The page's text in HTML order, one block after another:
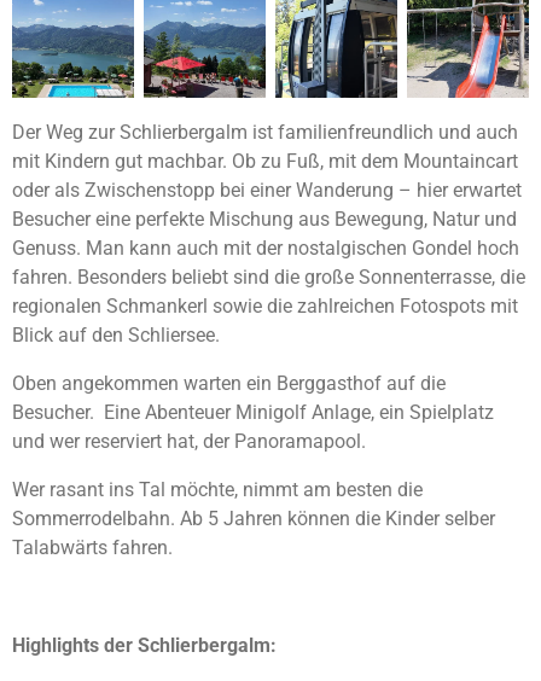
Der Weg zur Schlierbergalm ist familienfreundlich und auch
mit Kindern gut machbar. Ob zu Fuß, mit dem Mountaincart
oder als Zwischenstopp bei einer Wanderung – hier erwartet
Besucher eine perfekte Mischung aus Bewegung, Natur und
Genuss. Man kann auch mit der nostalgischen Gondel hoch
fahren. Besonders beliebt sind die große Sonnenterrasse, die
regionalen Schmankerl sowie die zahlreichen Fotospots mit
Blick auf den Schliersee.
Oben angekommen warten ein Berggasthof auf die
Besucher. Eine Abenteuer Minigolf Anlage, ein Spielplatz
und wer reserviert hat, der Panoramapool.
Wer rasant ins Tal möchte, nimmt am besten die
Sommerrodelbahn. Ab 5 Jahren können die Kinder selber
Talabwärts fahren.
Highlights der Schlierbergalm: